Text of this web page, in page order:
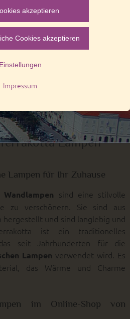
Terrakotta - Wandlampe -
Lampen
Lampen für Ihr Zuhause
sind eine stilvolle
zu verschönern. Sie sind aus
und sind langlebig und
ist ein traditionelles
seit Jahrhunderten für die
Lampen verwendet wird. Es
das Wärme und Charme
im Online-Shop von